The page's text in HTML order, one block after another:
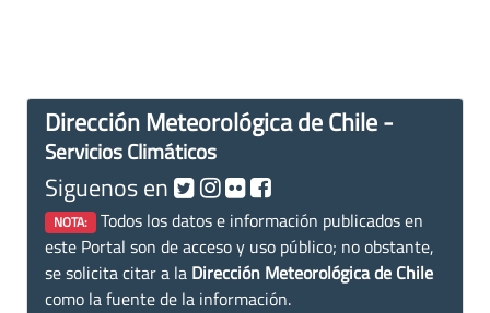
Dirección Meteorológica de Chile -
Servicios Climáticos
Siguenos en
NOTA: Todos los datos e información publicados en
este Portal son de acceso y uso público; no obstante,
se solicita citar a la Dirección Meteorológica de Chile
como la fuente de la información.